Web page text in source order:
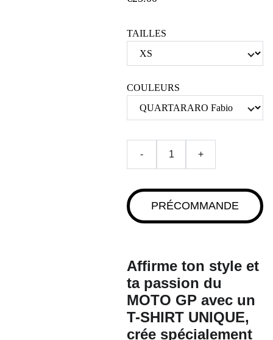
TAILLES
COULEURS
- +
PRÉCOMMANDE
Affirme ton style et
ta passion du
MOTO GP avec un
T-SHIRT UNIQUE,
crée spécialement